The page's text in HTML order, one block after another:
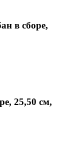
в сборе,
25,50 см,